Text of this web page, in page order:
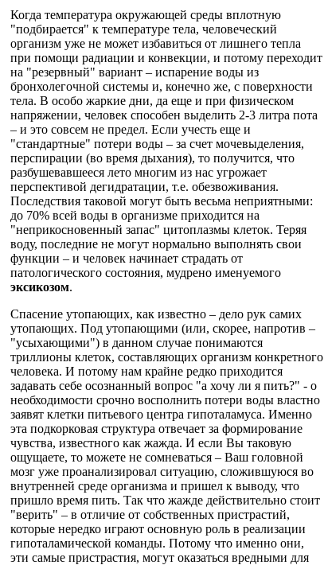
Когда температура окружающей среды вплотную
"подбирается" к температуре тела, человеческий
организм уже не может избавиться от лишнего тепла
при помощи радиации и конвекции, и потому переходит
на "резервный" вариант – испарение воды из
бронхолегочной системы и, конечно же, с поверхности
тела. В особо жаркие дни, да еще и при физическом
напряжении, человек способен выделить 2-3 литра пота
– и это совсем не предел. Если учесть еще и
"стандартные" потери воды – за счет мочевыделения,
перспирации (во время дыхания), то получится, что
разбушевавшееся лето многим из нас угрожает
перспективой дегидратации, т.е. обезвоживания.
Последствия таковой могут быть весьма неприятными:
до 70% всей воды в организме приходится на
"неприкосновенный запас" цитоплазмы клеток. Теряя
воду, последние не могут нормально выполнять свои
функции – и человек начинает страдать от
патологического состояния, мудрено именуемого
эксикозом.
Спасение утопающих, как известно – дело рук самих
утопающих. Под утопающими (или, скорее, напротив –
"усыхающими") в данном случае понимаются
триллионы клеток, составляющих организм конкретного
человека. И потому нам крайне редко приходится
задавать себе осознанный вопрос "а хочу ли я пить?" - о
необходимости срочно восполнить потери воды властно
заявят клетки питьевого центра гипоталамуса. Именно
эта подкорковая структура отвечает за формирование
чувства, известного как жажда. И если Вы таковую
ощущаете, то можете не сомневаться – Ваш головной
мозг уже проанализировал ситуацию, сложившуюся во
внутренней среде организма и пришел к выводу, что
пришло время пить. Так что жажде действительно стоит
"верить" – в отличие от собственных пристрастий,
которые нередко играют основную роль в реализации
гипоталамической команды. Потому что именно они,
эти самые пристрастия, могут оказаться вредными для